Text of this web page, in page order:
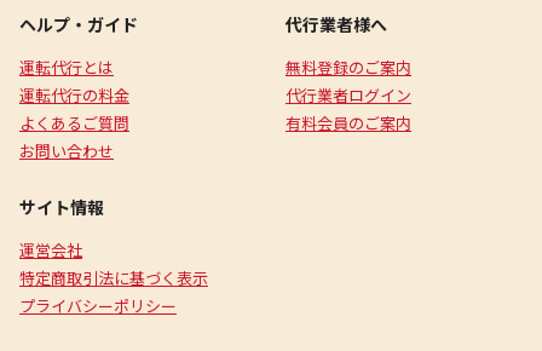
ヘルプ・ガイド
運転代行とは
運転代行の料金
よくあるご質問
お問い合わせ
代行業者様へ
無料登録のご案内
代行業者ログイン
有料会員のご案内
サイト情報
運営会社
特定商取引法に基づく表示
プライバシーポリシー